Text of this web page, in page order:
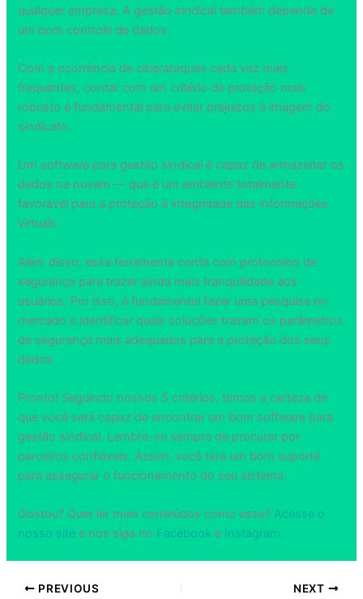
qualquer empresa. A gestão sindical também depende de
um bom controle de dados.
Com a ocorrência de ciberataques cada vez mais
frequentes, contar com um critério de proteção mais
robusto é fundamental para evitar prejuízos à imagem do
sindicato.
Um software para gestão sindical é capaz de armazenar os
dados na nuvem — que é um ambiente totalmente
favorável para a proteção à integridade das informações
virtuais.
Além disso, essa ferramenta conta com protocolos de
segurança para trazer ainda mais tranquilidade aos
usuários. Por isso, é fundamental fazer uma pesquisa no
mercado e identificar quais soluções trazem os parâmetros
de segurança mais adequados para a proteção dos seus
dados.
Pronto! Seguindo nossos 5 critérios, temos a certeza de
que você será capaz de encontrar um bom software para
gestão sindical. Lembre-se sempre de procurar por
parceiros confiáveis. Assim, você terá um bom suporte
para assegurar o funcionamento do seu sistema.
Gostou? Quer ler mais conteúdos como esse? Acesse o
nosso site e nos siga no Facebooke Instagram.
PREVIOUS NEXT